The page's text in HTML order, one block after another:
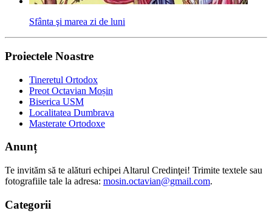
Sfânta şi marea zi de luni
Proiectele Noastre
Tineretul Ortodox
Preot Octavian Moșin
Biserica USM
Localitatea Dumbrava
Masterate Ortodoxe
Anunț
Te invităm să te alături echipei Altarul Credinţei! Trimite textele sau
fotografiile tale la adresa: mosin.octavian@gmail.com.
Categorii